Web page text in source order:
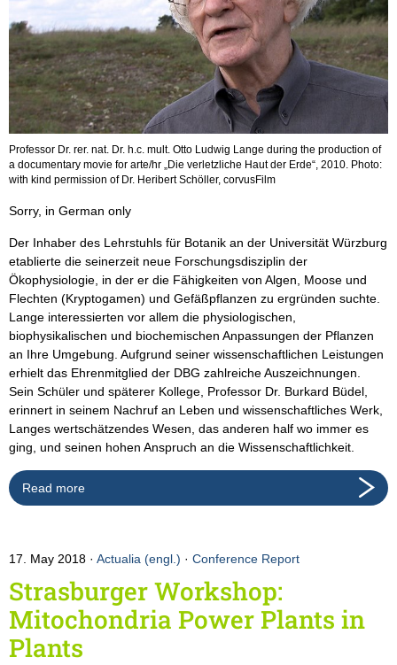
Professor Dr. rer. nat. Dr. h.c. mult. Otto Ludwig Lange during the production of
a documentary movie for arte/hr „Die verletzliche Haut der Erde“, 2010. Photo:
with kind permission of Dr. Heribert Schöller, corvusFilm
Sorry, in German only
Der Inhaber des Lehrstuhls für Botanik an der Universität Würzburg
etablierte die seinerzeit neue Forschungsdisziplin der
Ökophysiologie, in der er die Fähigkeiten von Algen, Moose und
Flechten (Kryptogamen) und Gefäßpflanzen zu ergründen suchte.
Lange interessierten vor allem die physiologischen,
biophysikalischen und biochemischen Anpassungen der Pflanzen
an Ihre Umgebung. Aufgrund seiner wissenschaftlichen Leistungen
erhielt das Ehrenmitglied der DBG zahlreiche Auszeichnungen.
Sein Schüler und späterer Kollege, Professor Dr. Burkard Büdel,
erinnert in seinem Nachruf an Leben und wissenschaftliches Werk,
Langes wertschätzendes Wesen, das anderen half wo immer es
ging, und seinen hohen Anspruch an die Wissenschaftlichkeit.
Read more
17. May 2018 Actualia (engl.) · Conference Report
Strasburger Workshop:
Mitochondria Power Plants in
Plants